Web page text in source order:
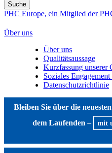
Suche
PHC Europe, ein Mitglied der
Über uns
Über uns
Qualitätsaussage
Kurzfassung unserer
Soziales
Datenschutzrichtlinie
Bleiben Sie über die
dem Laufenden –
mit